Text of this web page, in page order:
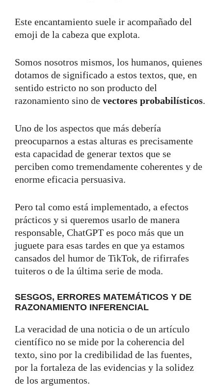
Este encantamiento suele ir acompañado del
emoji de la cabeza que explota.
Somos nosotros mismos, los humanos, quienes
dotamos de significado a estos textos, que, en
sentido estricto no son producto del
razonamiento sino de vectores probabilísticos.
Uno de los aspectos que más debería
preocuparnos a estas alturas es precisamente
esta capacidad de generar textos que se
perciben como tremendamente coherentes y de
enorme eficacia persuasiva.
Pero tal como está implementado, a efectos
prácticos y si queremos usarlo de manera
responsable, ChatGPT es poco más que un
juguete para esas tardes en que ya estamos
cansados del humor de TikTok, de rifirrafes
tuiteros o de la última serie de moda.
SESGOS, ERRORES MATEMÁTICOS Y DE
RAZONAMIENTO INFERENCIAL
La veracidad de una noticia o de un artículo
científico no se mide por la coherencia del
texto, sino por la credibilidad de las fuentes,
por la fortaleza de las evidencias y la solidez
de los argumentos.